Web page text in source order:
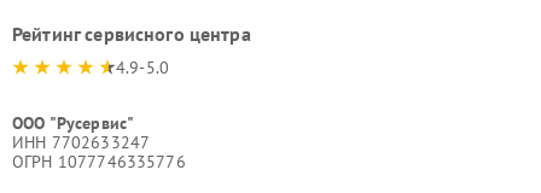
Рейтинг сервисного центра
4.9-5.0
ООО "Русервис"
ИНН 7702633247
ОГРН 1077746335776